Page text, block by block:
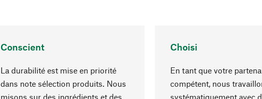
Conscient
La durabilité est mise en priorité
dans note sélection produits. Nous
misons sur des ingrédients et des
Choisi
En tant que votre
compétent, nous
systématiquement avec